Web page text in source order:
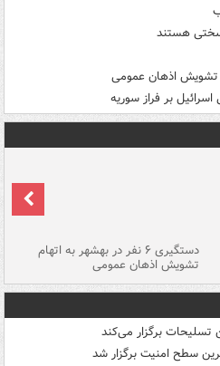
هستند
اسرائیل بر فراز سوریه
دستگیری ۶ نفر در بهشهر به اتهام
تشویش اذهان عمومی
تسلیحات برگزار می‌کند